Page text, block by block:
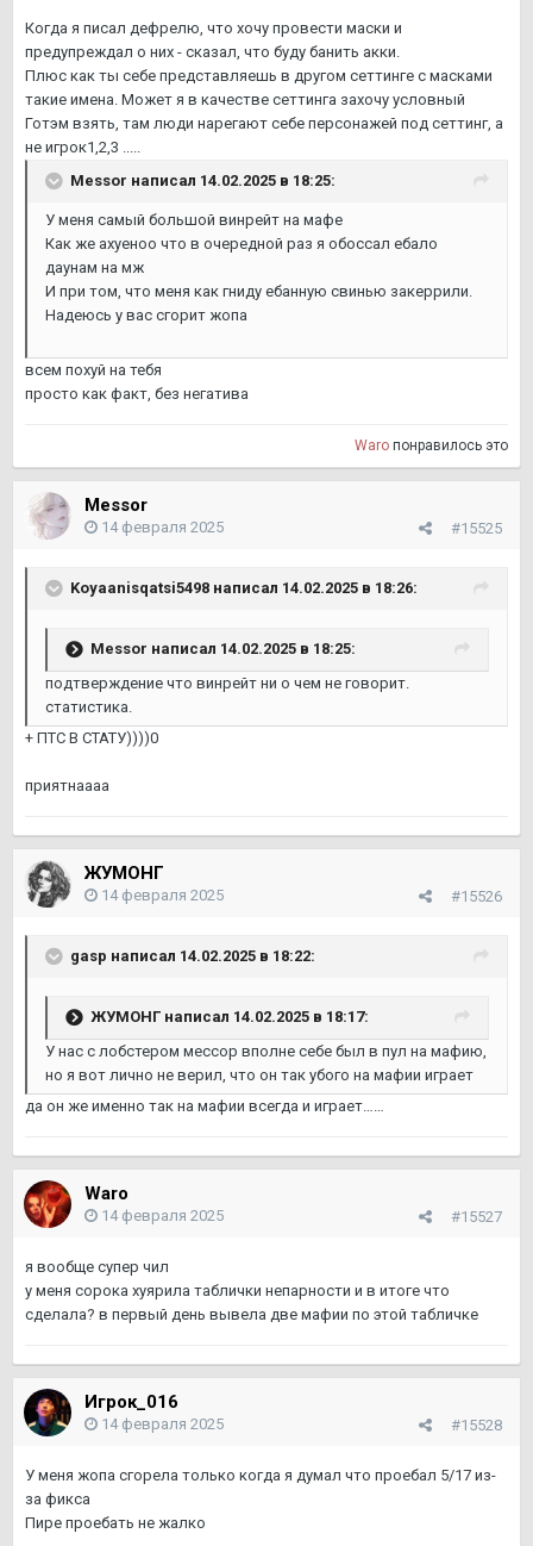
Когда я писал дефрелю, что хочу провести маски и
предупреждал о них - сказал, что буду банить акки.
Плюс как ты себе представляешь в другом сеттинге с масками
такие имена. Может я в качестве сеттинга захочу условный
Готэм взять, там люди нарегают себе персонажей под сеттинг, а
не игрок1,2,3 .....
Messor написал 14.02.2025 в 18:25:
У меня самый большой винрейт на мафе
Как же ахуеноо что в очередной раз я обоссал ебало
даунам на мж
И при том, что меня как гниду ебанную свинью закеррили.
Надеюсь у вас сгорит жопа
всем похуй на тебя
просто как факт, без негатива
Waro понравилось это
Messor
#15525
14 февраля 2025
Koyaanisqatsi5498 написал 14.02.2025 в 18:26:
Messor написал 14.02.2025 в 18:25:
подтверждение что винрейт ни о чем не говорит.
статистика.
+ ПТС В СТАТУ))))0
приятнаааа
ЖУМОНГ
#15526
14 февраля 2025
gasp написал 14.02.2025 в 18:22:
ЖУМОНГ написал 14.02.2025 в 18:17:
У нас с лобстером мессор вполне себе был в пул на мафию,
но я вот лично не верил, что он так убого на мафии играет
да он же именно так на мафии всегда и играет……
Waro
#15527
14 февраля 2025
я вообще супер чил
у меня сорока хуярила таблички непарности и в итоге что
сделала? в первый день вывела две мафии по этой табличке
Игрок_016
#15528
14 февраля 2025
У меня жопа сгорела только когда я думал что проебал 5/17 из-
за фикса
Пире проебать не жалко